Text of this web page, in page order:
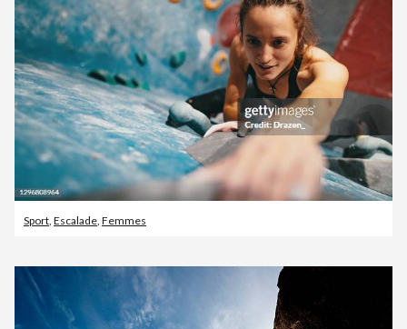
Sport Escalade Femmes